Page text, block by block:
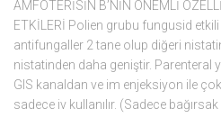
AMFOTERİSİN B’NİN ÖNEMLİ
ETKİLERİ Polien grubu fungusid
antifungaller 2 tane olup diğeri
nistatinden daha geniştir. Parenteral
GIS kanaldan ve im enjeksiyon ile
sadece iv kullanılır. (Sadece